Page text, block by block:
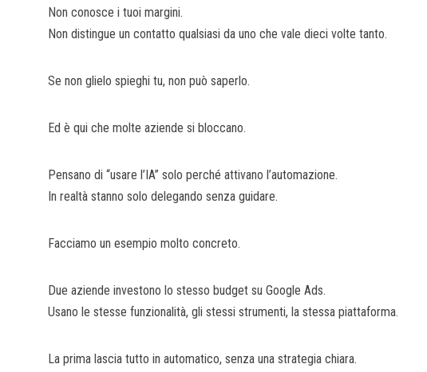
Non conosce i tuoi margini.
Non distingue un contatto qualsiasi da uno che vale dieci volte tanto.
Se non glielo spieghi tu, non può saperlo.
Ed è qui che molte aziende si bloccano.
Pensano di “usare l’IA” solo perché attivano l’automazione.
In realtà stanno solo delegando senza guidare.
Facciamo un esempio molto concreto.
Due aziende investono lo stesso budget su Google Ads.
Usano le stesse funzionalità, gli stessi strumenti, la stessa piattaforma.
La prima lascia tutto in automatico, senza una strategia chiara.